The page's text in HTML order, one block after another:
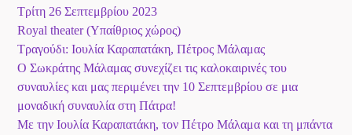
Τρίτη 26 Σεπτεμβρίου 2023
Royal theater (Υπαίθριος χώρος)
Τραγούδι: Ιουλία Καραπατάκη, Πέτρος Μάλαμας
Ο Σωκράτης Mάλαμας συνεχίζει τις καλοκαιρινές του
συναυλίες και μας περιμένει την 10 Σεπτεμβρίου σε μια
μοναδική συναυλία στη Πάτρα!
Με την Ιουλία Καραπατάκη, τον Πέτρο Μάλαμα και τη μπάντα